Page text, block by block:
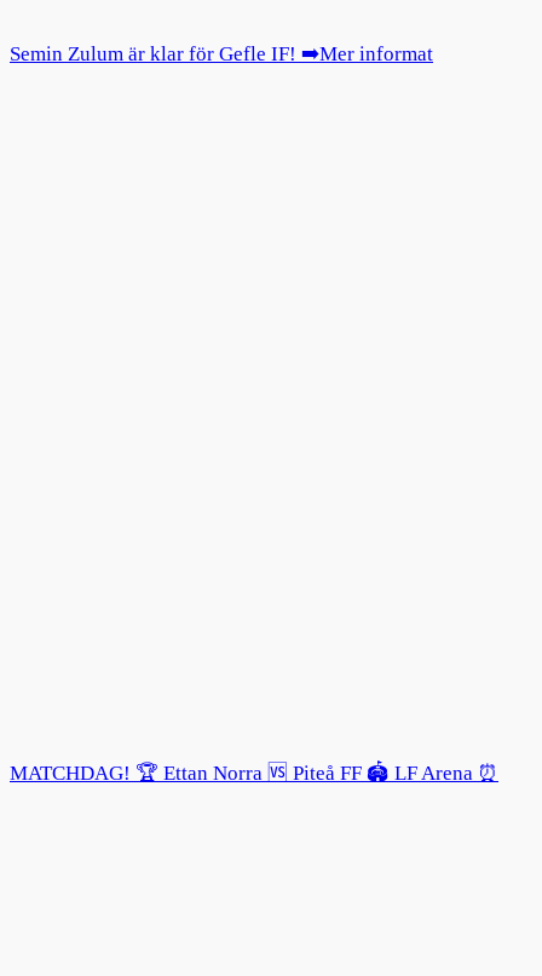
Semin Zulum är klar för Gefle IF! ➡️Mer informat
MATCHDAG! 🏆 Ettan Norra 🆚 Piteå FF 🏟️ LF Arena ⏰